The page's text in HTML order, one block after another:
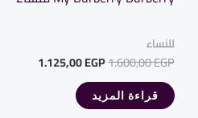
للنساء
1.600,00EGP
1.125,00EGP
قراءة المزيد